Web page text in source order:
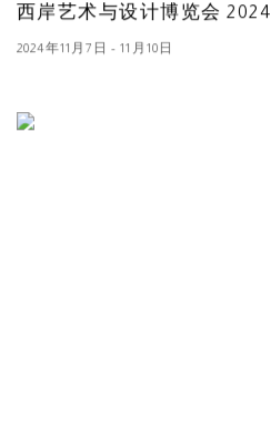
西岸艺术与设计博览会 2024
2024年11月7日 - 11月10日